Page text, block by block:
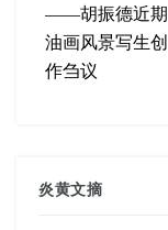
——胡振德近期
油画风景写生创
作刍议
炎黄文摘